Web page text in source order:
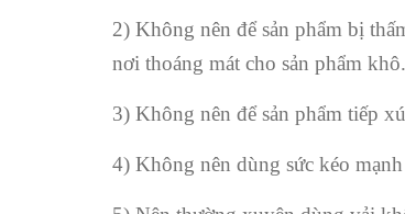
2) Không nên để sản phẩm bị
nơi thoáng mát cho sản phẩm khô.
3) Không nên để sản phẩm tiếp
4) Không nên dùng sức kéo